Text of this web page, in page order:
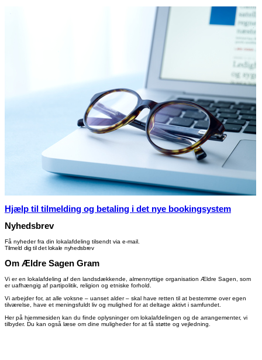
Hjælp til tilmelding og betaling i det nye bookingsystem
Nyhedsbrev
Få nyheder fra din lokalafdeling tilsendt via e-mail.
Tilmeld dig til det lokale nyhedsbrev
Om Ældre Sagen Gram
Vi er en lokalafdeling af den landsdækkende, almennyttige organisation Ældre Sagen, som
er uafhængig af partipolitik, religion og etniske forhold.
Vi arbejder for, at alle voksne – uanset alder – skal have retten til at bestemme over egen
tilværelse, have et meningsfuldt liv og mulighed for at deltage aktivt i samfundet.
Her på hjemmesiden kan du finde oplysninger om lokalafdelingen og de arrangementer, vi
tilbyder. Du kan også læse om dine muligheder for at få støtte og vejledning.